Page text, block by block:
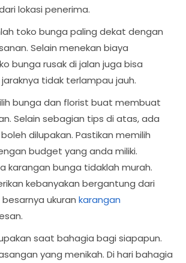
lokasi penerima.
toko bunga paling dekat dengan
Selain menekan biaya
bunga rusak di jalan juga bisa
jaraknya tidak terlampau jauh.
bunga dan florist buat membuat
Selain sebagian tips di atas, ada
dilupakan. Pastikan memilih
budget yang anda miliki.
karangan bunga tidaklah murah.
kebanyakan bergantung dari
ukuran karangan
saat bahagia bagi siapapun.
yang menikah. Di hari bahagia